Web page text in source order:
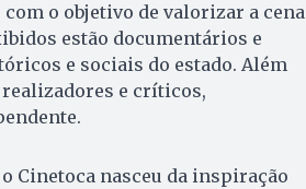
o objetivo de valorizar a cena
estão documentários e
e sociais do estado. Além
realizadores e críticos,
Cinetoca nasceu da inspiração